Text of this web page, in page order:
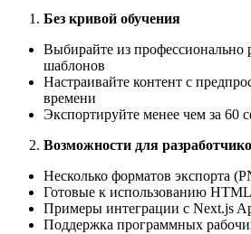
Без кривой обучения
Выбирайте из профессионально
шаблонов
Настраивайте контент с
времени
Экспортируйте менее чем за 60
Возможности для
Несколько форматов экспорта
Готовые к использованию
Примеры интеграции с Next.js
Поддержка программных